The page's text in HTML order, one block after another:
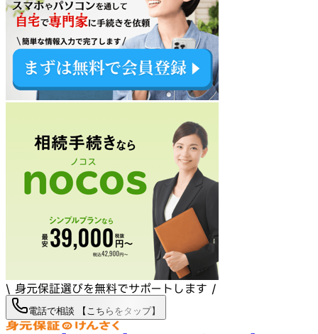
\ 身元保証選びを無料でサポートします /
電話で相談 【こちらをタップ】